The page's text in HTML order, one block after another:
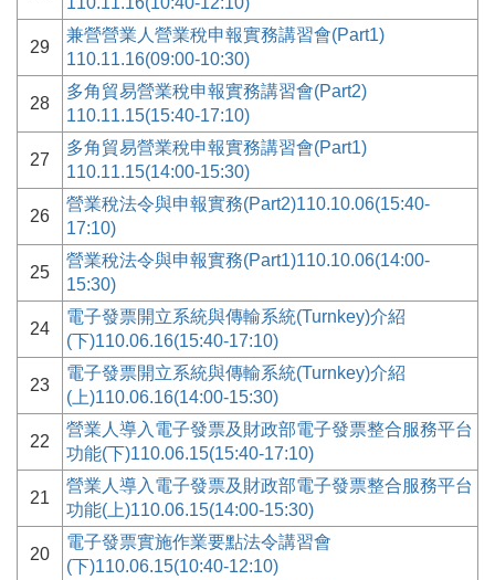
29
兼營營業人營業稅申報實務講習會(Part1)
110.11.16(09:00-10:30)
28
多角貿易營業稅申報實務講習會(Part2)
110.11.15(15:40-17:10)
27
多角貿易營業稅申報實務講習會(Part1)
110.11.15(14:00-15:30)
26
營業稅法令與申報實務(Part2)110.10.06(15:40-
17:10)
25
營業稅法令與申報實務(Part1)110.10.06(14:00-
15:30)
24
電子發票開立系統與傳輸系統(Turnkey)介紹
(下)110.06.16(15:40-17:10)
23
電子發票開立系統與傳輸系統(Turnkey)介紹
(上)110.06.16(14:00-15:30)
22
營業人導入電子發票及財政部電子發票整合服務平台
功能(下)110.06.15(15:40-17:10)
21
營業人導入電子發票及財政部電子發票整合服務平台
功能(上)110.06.15(14:00-15:30)
20
電子發票實施作業要點法令講習會
(下)110.06.15(10:40-12:10)